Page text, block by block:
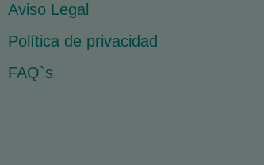
Aviso Legal
Política de privacidad
FAQ`s